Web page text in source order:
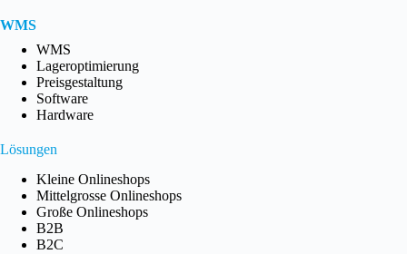
WMS
WMS
Lageroptimierung
Preisgestaltung
Software
Hardware
Lösungen
Kleine Onlineshops
Mittelgrosse Onlineshops
Große Onlineshops
B2B
B2C